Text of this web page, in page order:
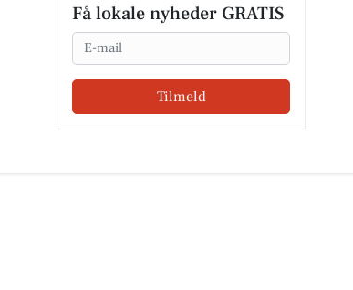
Få lokale nyheder GRATIS
Email
Tilmeld